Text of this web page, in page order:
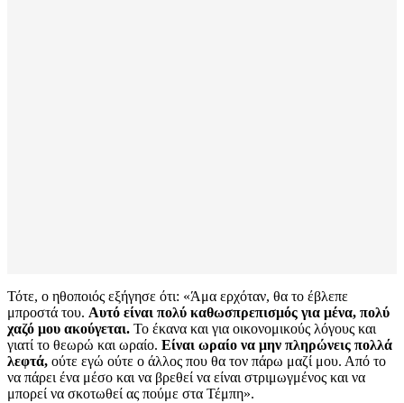
Τότε, ο ηθοποιός εξήγησε ότι: «Άμα ερχόταν, θα το έβλεπε
μπροστά του. Αυτό είναι πολύ καθωσπρεπισμός για μένα, πολύ
χαζό μου ακούγεται. Το έκανα και για οικονομικούς λόγους και
γιατί το θεωρώ και ωραίο. Είναι ωραίο να μην πληρώνεις πολλά
λεφτά, ούτε εγώ ούτε ο άλλος που θα τον πάρω μαζί μου. Από το
να πάρει ένα μέσο και να βρεθεί να είναι στριμωγμένος και να
μπορεί να σκοτωθεί ας πούμε στα Τέμπη».